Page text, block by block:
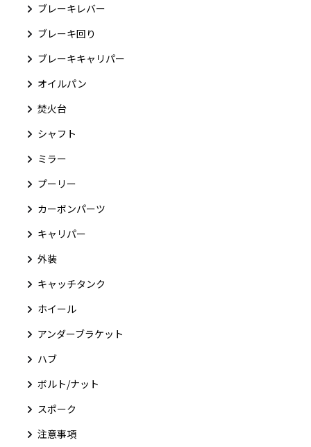
ブレーキレバー
ブレーキ回り
ブレーキキャリパー
オイルパン
焚火台
シャフト
ミラー
プーリー
カーボンパーツ
キャリパー
外装
キャッチタンク
ホイール
アンダーブラケット
ハブ
ボルト/ナット
スポーク
注意事項